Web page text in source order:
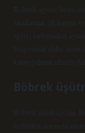
Böbrek ağrısı; Sırtta
taraflarına, alt karına
ağrıyı birbirinden
bölgesinde daha derin
kaburgaların altında
Böbrek
Böbrek enfeksiyonu:
belirtileri arasında